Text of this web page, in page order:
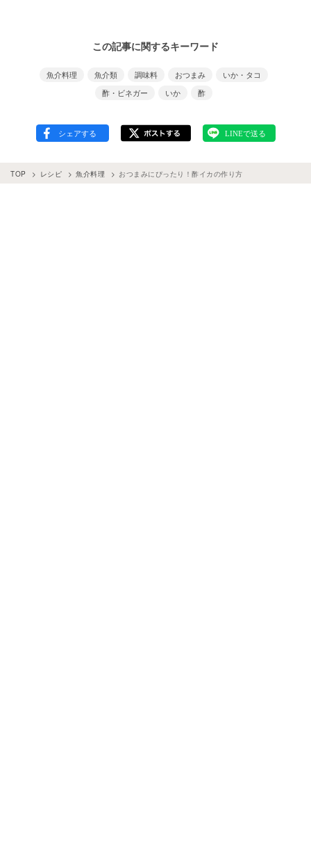
この記事に関するキーワード
魚介料理 魚介類 調味料 おつまみ
いか・タコ
酢・ビネガー
いか 酢
TOP レシピ 魚介料理 おつまみにぴったり！酢イカの作り方